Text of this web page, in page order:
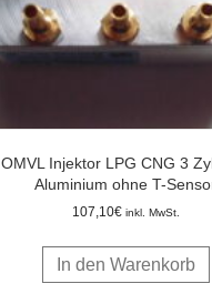
OMVL Injektor LPG CNG 3
Aluminium ohne T-
107,10€ inkl. MwSt.
In den Warenkorb